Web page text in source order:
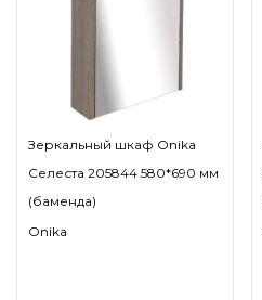
Зеркальный шкаф Onika
Селеста 205844 580*690 мм
(баменда)
Onika